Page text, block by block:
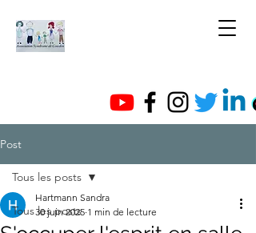
Post
Tous les posts
Tous les posts
Hartmann Sandra
30 juin 2025 1 min de lecture